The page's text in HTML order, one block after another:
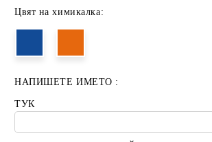
Цвят на химикалка:
НАПИШЕТЕ ИМЕТО :
ТУК